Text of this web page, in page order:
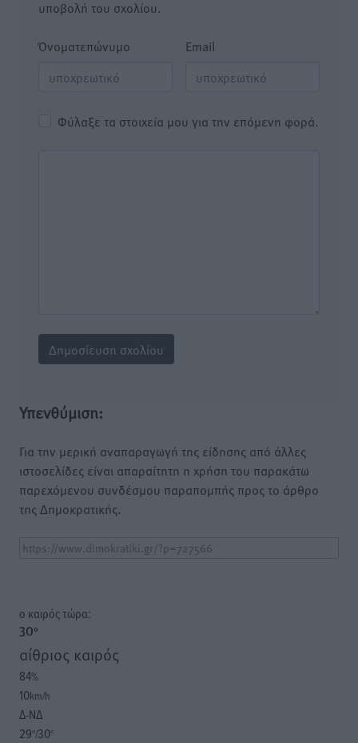
υποβολή του σχολίου.
Όνοματεπώνυμο Email
Φύλαξε τα στοιχεία μου για την επόμενη φορά.
Υπενθύμιση:
Για την μερική αναπαραγωγή της είδησης από άλλες
ιστοσελίδες είναι απαραίτητη η χρήση του παρακάτω
παρεχόμενου συνδέσμου παραπομπής προς το άρθρο
της Δημοκρατικής.
o καιρός τώρα:
30°
αίθριος καιρός
84%
10km/h
Δ-ΝΔ
29°/30°